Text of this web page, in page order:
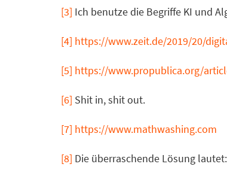
[3] Ich benutze die Begriffe KI und
[4] https://www.zeit.de/2019/20/
[5] https://www.propublica.org/
[6] Shit in, shit out.
[7] https://www.mathwashing.com
[8] Die überraschende Lösung